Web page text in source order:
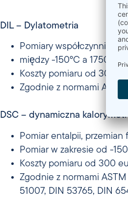
DIL – Dylatometria
Pomiary współczynnika
między -150°C a 1750°C
Koszty pomiaru od 300
Zgodnie z normami ASTM
DSC – dynamiczna
Pomiar entalpii,
Pomiar w zakresie od -
Koszty pomiaru od 300
Zgodnie z normami ASTM
51007, DIN 53765, DIN